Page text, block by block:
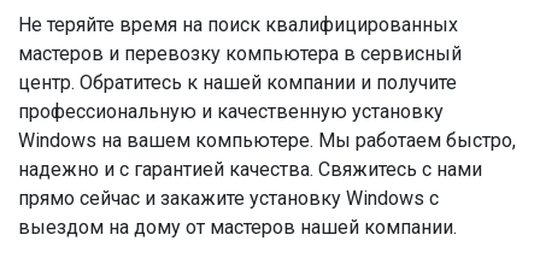
Не теряйте время на поиск квалифицированных
мастеров и перевозку компьютера в сервисный
центр. Обратитесь к нашей компании и получите
профессиональную и качественную установку
Windows на вашем компьютере. Мы работаем быстро,
надежно и с гарантией качества. Свяжитесь с нами
прямо сейчас и закажите установку Windows с
выездом на дому от мастеров нашей компании.